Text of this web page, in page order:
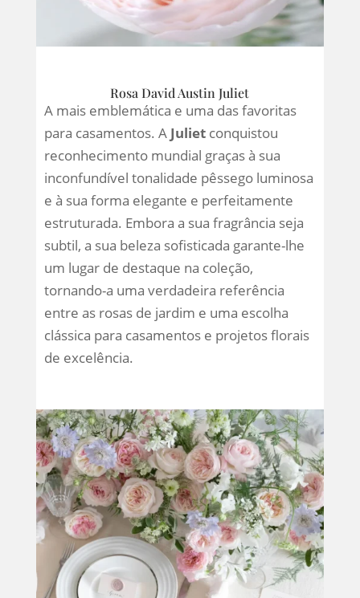
Rosa David Austin Juliet
A mais emblemática e uma das favoritas
para casamentos. A Julietconquistou
reconhecimento mundial graças à sua
inconfundível tonalidade pêssego luminosa
e à sua forma elegante e perfeitamente
estruturada. Embora a sua fragrância seja
subtil, a sua beleza sofisticada garante-lhe
um lugar de destaque na coleção,
tornando-a uma verdadeira referência
entre as rosas de jardim e uma escolha
clássica para casamentos e projetos florais
de excelência.